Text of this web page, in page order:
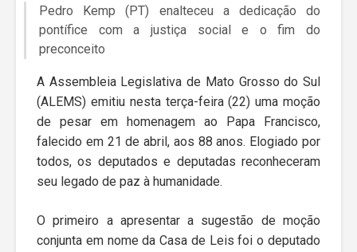
Pedro Kemp (PT) enalteceu a dedicação do
pontífice com a justiça social e o fim do
preconceito
A Assembleia Legislativa de Mato Grosso do Sul
(ALEMS) emitiu nesta terça-feira (22) uma moção
de pesar em homenagem ao Papa Francisco,
falecido em 21 de abril, aos 88 anos. Elogiado por
todos, os deputados e deputadas reconheceram
seu legado de paz à humanidade.
O primeiro a apresentar a sugestão de moção
conjunta em nome da Casa de Leis foi o deputado